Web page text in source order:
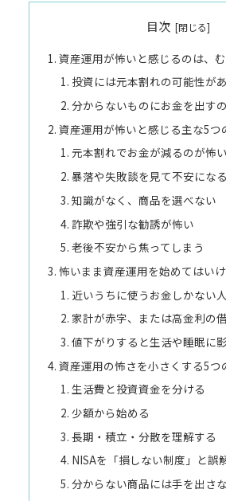
目次
資産運用が怖いと感じるのは、
投資には元本割れの可能性が
分からないものにお金を出す
資産運用が怖いと感じる主な5つ
元本割れでお金が減るのが怖い
暴落や失敗談を見て不安になる
知識がなく、商品を選べない
詐欺や強引な勧誘が怖い
老後不安から焦ってしまう
怖いまま資産運用を始めてはい
近いうちに使うお金しかない人
家計が赤字、または高金利の
値下がりすると生活や睡眠に
資産運用の怖さを小さくする5つ
生活費と投資資金を分ける
少額から始める
長期・積立・分散を理解する
NISAを「損しない制度」と誤
分からない商品には手を出さ